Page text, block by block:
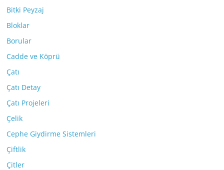
Bitki Peyzaj
Bloklar
Borular
Cadde ve Köprü
Çatı
Çatı Detay
Çatı Projeleri
Çelik
Cephe Giydirme Sistemleri
Çiftlik
Çitler